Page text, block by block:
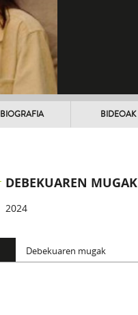
BIOGRAFIA BIDEOAK
DEBEKUAREN MUGAK
2024
Debekuaren mugak